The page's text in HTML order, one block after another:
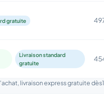
gratuite
Livraison standard
gratuite
livraison express gratuite dès